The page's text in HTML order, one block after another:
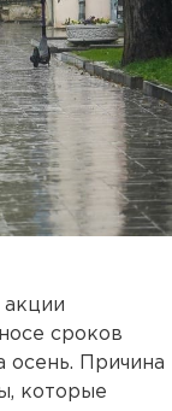
сроков
осень. Причина
которые